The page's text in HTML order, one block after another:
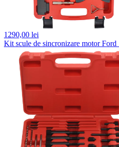
1290,00 lei
Kit scule de sincronizare motor